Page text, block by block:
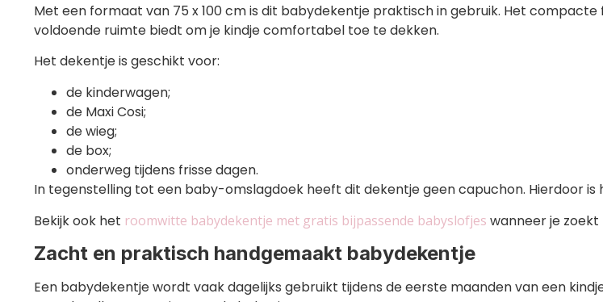
Met een formaat van 75 x 100 cm is dit babydekentje praktisch in gebruik. Het
voldoende ruimte biedt om je kindje comfortabel toe te dekken.
Het dekentje is geschikt voor:
de kinderwagen;
de Maxi Cosi;
de wieg;
de box;
onderweg tijdens frisse dagen.
In tegenstelling tot een baby-omslagdoek heeft dit dekentje geen capuchon. Hierdoor
Bekijk ook het roomwitte babydekentje met gratis bijpassende babyslofjes wanneer je
Zacht en praktisch handgemaakt babydekentje
Een babydekentje wordt vaak dagelijks gebruikt tijdens de eerste maanden van een